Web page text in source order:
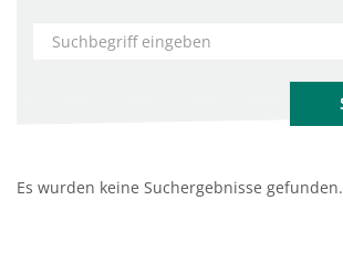
Es wurden keine Suchergebnisse gefunden.